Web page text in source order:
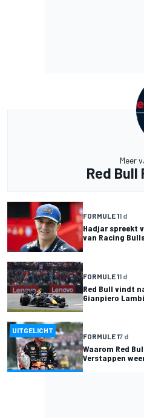
Meer
Red Bull
FORMULE 11 d
Hadjar spreekt
van Racing
FORMULE 11 d
Red Bull vindt
Gianpiero
UITGELICHT
FORMULE 17 d
Waarom Red
Verstappen